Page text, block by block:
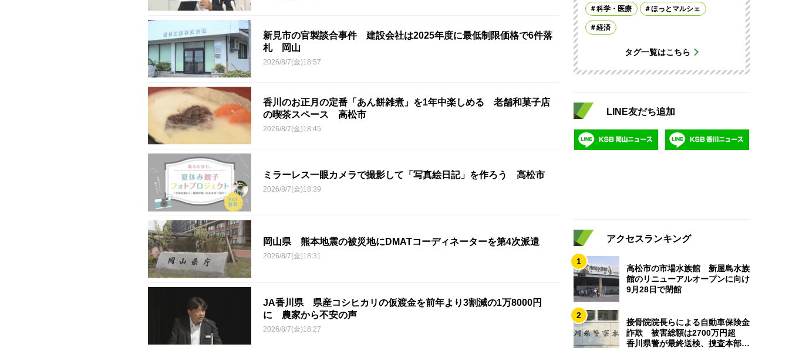
新見市の官製談合事件 建設会社は2025年度に最低制限価格で6件落
札 岡山
2026/8/7(金)18:57
香川のお正月の定番「あん餅雑煮」を1年中楽しめる 老舗和菓子店
の喫茶スペース 高松市
2026/8/7(金)18:45
ミラーレス一眼カメラで撮影して「写真絵日記」を作ろう 高松市
2026/8/7(金)18:39
岡山県 熊本地震の被災地にDMATコーディネーターを第4次派遣
2026/8/7(金)18:31
JA香川県 県産コシヒカリの仮渡金を前年より3割減の1万8000円
に 農家から不安の声
2026/8/7(金)18:27
科学・医療 ほっとマルシェ
経済
タグ一覧はこちら
LINE友だち追加
アクセスランキング
1
高松市の市場水族館 新屋島水族
館のリニューアルオープンに向け
9月28日で閉館
2
接骨院院長らによる自動車保険金
詐欺 被害総額は2700万円超
香川県警が最終送検、捜査本部解